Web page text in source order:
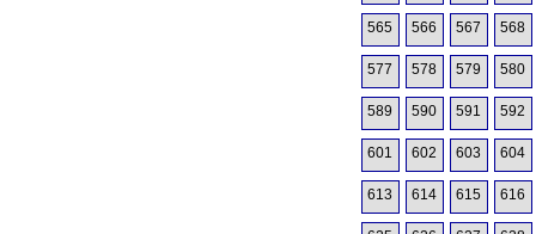
565 566 567 568
577 578 579 580
589 590 591 592
601 602 603 604
613 614 615 616